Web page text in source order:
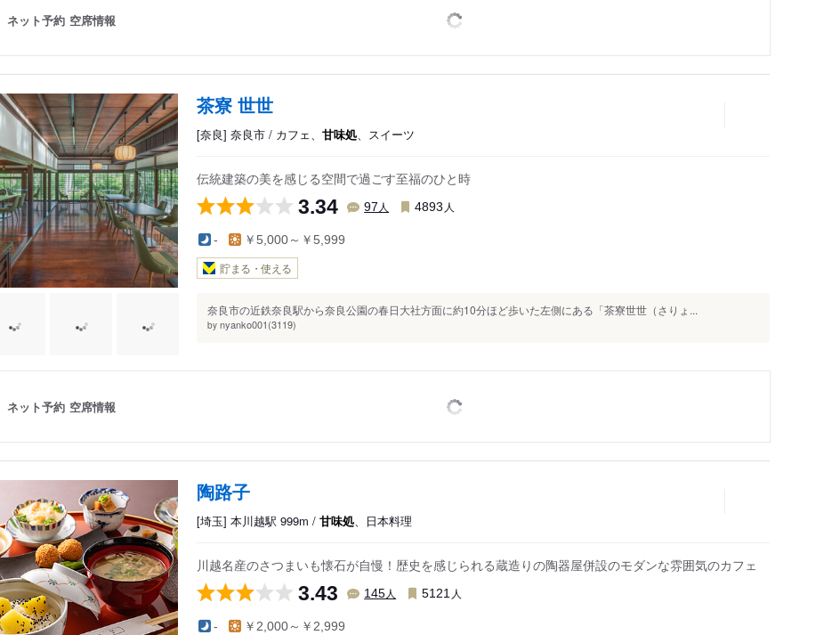
ネット予約 空席情報
茶寮 世世
[奈良] 奈良市 / カフェ、 甘味処、スイーツ
伝統建築の美を感じる空間で過ごす至福のひと時
3.34 97 人 4893 人
- ￥5,000～￥5,999
貯まる・使える
奈良市の近鉄奈良駅から奈良公園の春日大社方面に約10分ほど歩いた左側にある「茶寮世世（さりょ...
by nyanko001(3119)
ネット予約 空席情報
陶路子
[埼玉] 本川越駅 999m / 甘味処、日本料理
川越名産のさつまいも懐石が自慢！歴史を感じられる蔵造りの陶器屋併設のモダンな雰囲気のカフェ
3.43 145人 5121 人
- ￥2,000～￥2,999